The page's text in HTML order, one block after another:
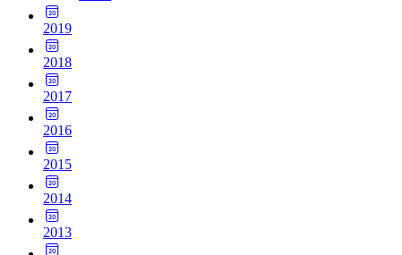
2019
2018
2017
2016
2015
2014
2013